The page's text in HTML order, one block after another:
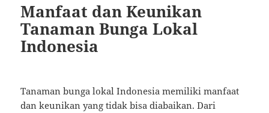
Manfaat dan Keunikan
Tanaman Bunga Lokal
Indonesia
Tanaman bunga lokal Indonesia memiliki manfaat
dan keunikan yang tidak bisa diabaikan. Dari